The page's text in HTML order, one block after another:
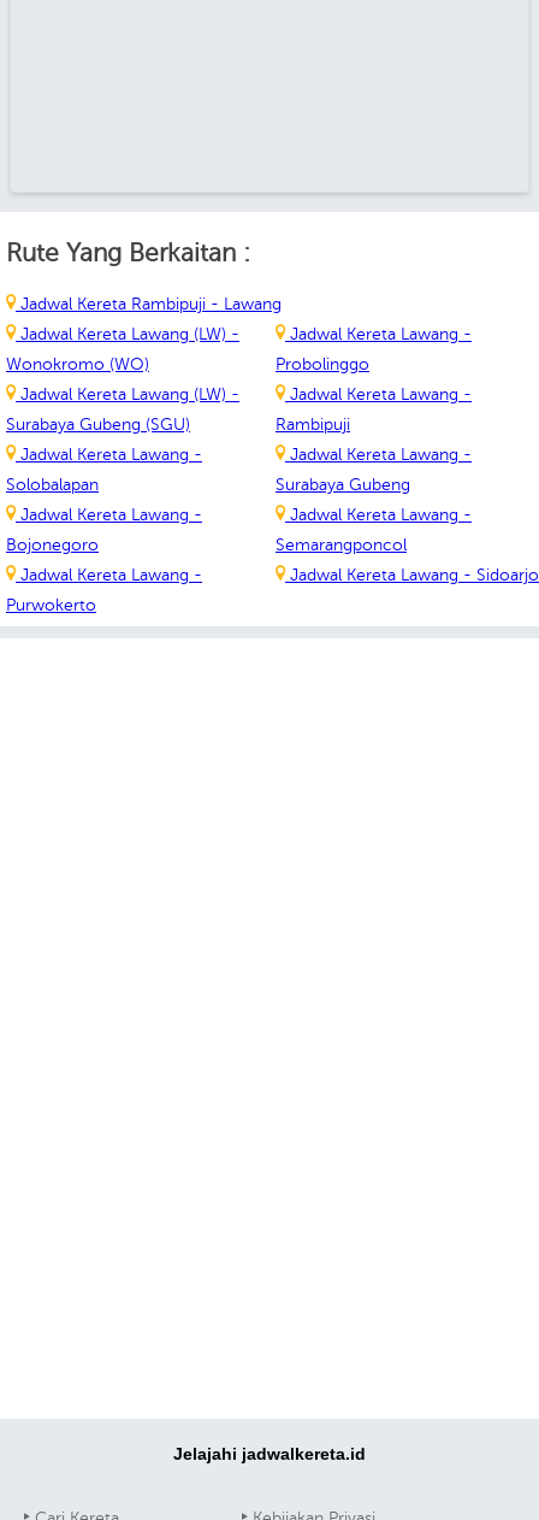
Rute Yang Berkaitan :
Jadwal Kereta Rambipuji - Lawang
Jadwal Kereta Lawang (LW) -
Wonokromo (WO)
Jadwal Kereta Lawang (LW) -
Surabaya Gubeng (SGU)
Jadwal Kereta Lawang -
Solobalapan
Jadwal Kereta Lawang -
Bojonegoro
Jadwal Kereta Lawang -
Purwokerto
Jadwal Kereta Lawang -
Probolinggo
Jadwal Kereta Lawang -
Rambipuji
Jadwal Kereta Lawang -
Surabaya Gubeng
Jadwal Kereta Lawang -
Semarangponcol
Jadwal Kereta Lawang - Sidoarjo
Jelajahi jadwalkereta.id